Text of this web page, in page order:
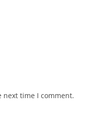
next time I comment.